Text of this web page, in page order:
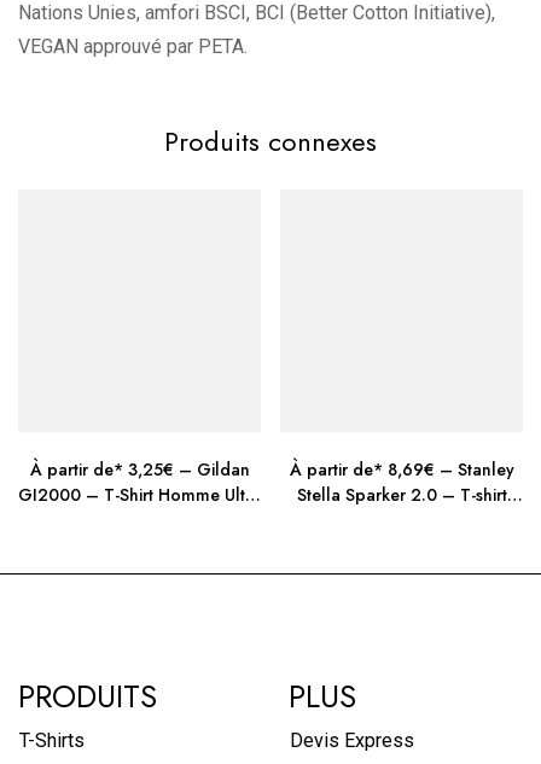
Nations Unies, amfori BSCI, BCI (Better Cotton Initiative),
VEGAN approuvé par PETA.
OEKO-TEX
Style affirmé
Silhouette streetwear moderne, très
Produits connexes
À partir de* 3,25€ – Gildan
GI2000 – T-Shirt Homme Ultra
À partir de* 8,69€ – Stanley
Stella Sparker 2.0 – T-shirt
PRODUITS
T-Shirts
PLUS
Devis Express